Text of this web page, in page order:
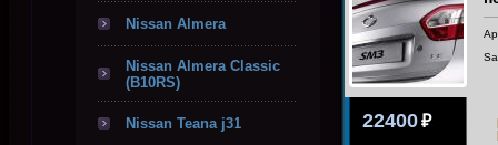
Nissan Almera
Nissan Almera Classic
(B10RS)
Nissan Teana j31 22400₽